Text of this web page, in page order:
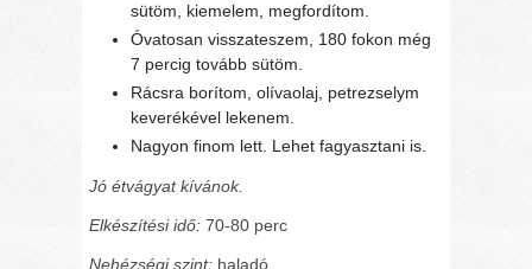
sütöm, kiemelem, megfordítom.
Óvatosan visszateszem, 180 fokon még
7 percig tovább sütöm.
Rácsra borítom, olívaolaj, petrezselym
keverékével lekenem.
Nagyon finom lett. Lehet fagyasztani is.
Jó étvágyat kívánok.
Elkészítési idő: 70-80 perc
Nehézségi szint: haladó